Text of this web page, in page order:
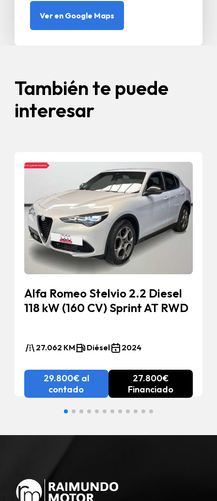
Ver en Google Maps
También te puede
interesar
Alfa Romeo Stelvio 2.2 Diesel
118 kW (160 CV) Sprint AT RWD
27.062 KM Diésel 2024
29.800€ al
contado
27.800€
Financiado